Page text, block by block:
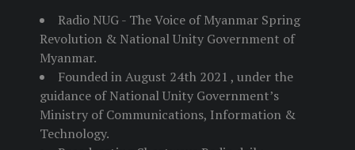
Radio NUG - The Voice of Myanmar Spring
Revolution & National Unity Government of
Myanmar.
Founded in August 24th 2021 , under the
guidance of National Unity Government’s
Ministry of Communications, Information &
Technology.